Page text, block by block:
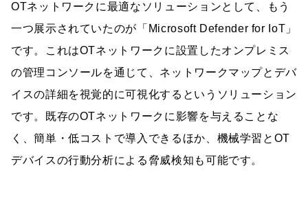
OTネットワークに最適なソリューションとして、もう
一つ展示されていたのが「Microsoft Defender for IoT」
です。これはOTネットワークに設置したオンプレミス
の管理コンソールを通じて、ネットワークマップとデバ
イスの詳細を視覚的に可視化するというソリューション
です。既存のOTネットワークに影響を与えることな
く、簡単・低コストで導入できるほか、機械学習とOT
デバイスの行動分析による脅威検知も可能です。